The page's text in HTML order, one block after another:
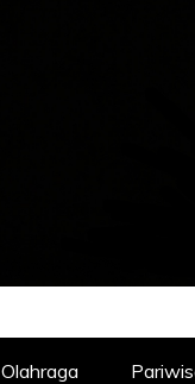
Olahraga